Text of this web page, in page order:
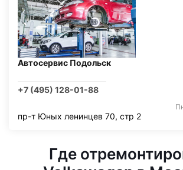
Автосервис Подольск
+7 (495) 128-01-88
пр-т Юных ленинцев 70, стр 2
Где